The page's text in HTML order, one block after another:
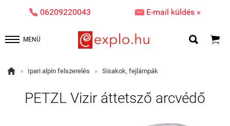
 06209220043  E-mail küldés »
MENÜ  
 » Ipari alpin felszerelés » Sisakok, fejlámpák
PETZL Vizir áttetsző arcvédő